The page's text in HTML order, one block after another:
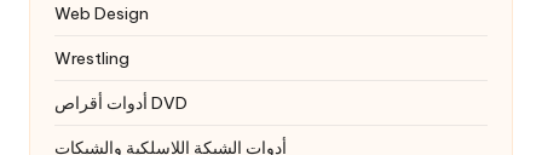
Web Design
Wrestling
أدوات أقراص DVD
أدوات الشبكة اللاسلكية والشبكات